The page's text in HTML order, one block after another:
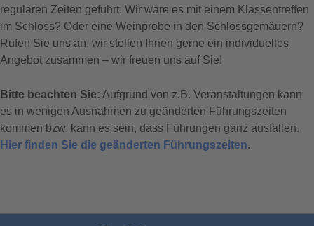
regulären Zeiten geführt. Wir wäre es mit einem Klassentreffen
im Schloss? Oder eine Weinprobe in den Schlossgemäuern?
Rufen Sie uns an, wir stellen Ihnen gerne ein individuelles
Angebot zusammen – wir freuen uns auf Sie!
Bitte beachten Sie: Aufgrund von z.B. Veranstaltungen kann
es in wenigen Ausnahmen zu geänderten Führungszeiten
kommen bzw. kann es sein, dass Führungen ganz ausfallen.
Hier finden Sie die geänderten Führungszeiten.